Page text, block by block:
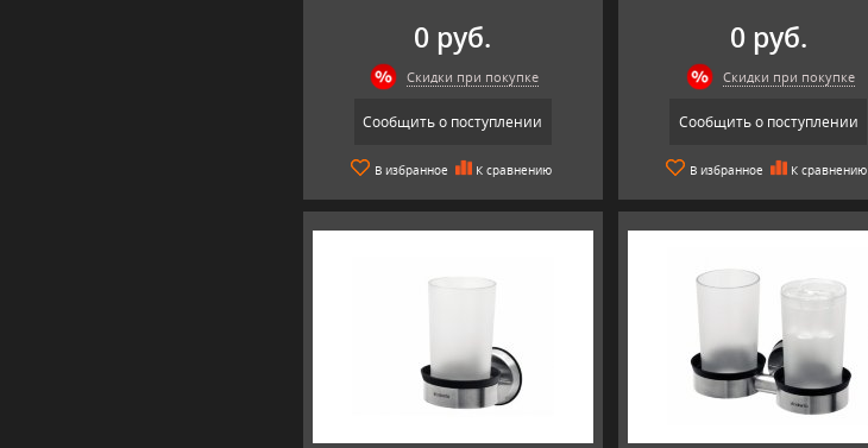
0 руб.
Скидки при покупке
Сообщить о поступлении
В избранное К сравнению
0 руб.
Скидки при покупке
Сообщить о поступлении
В избранное К сравнению